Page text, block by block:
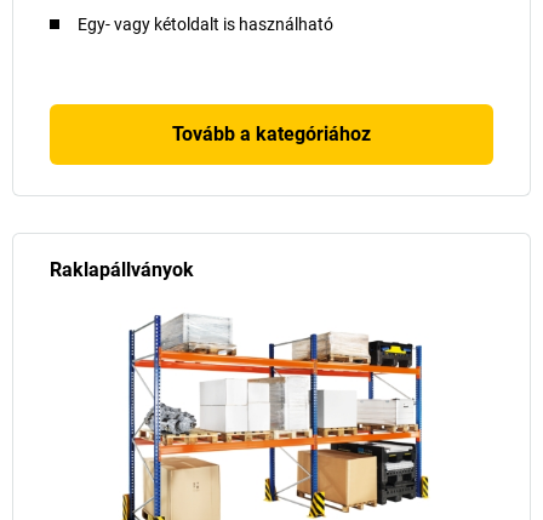
Egy- vagy kétoldalt is használható
Tovább a kategóriához
Raklapállványok